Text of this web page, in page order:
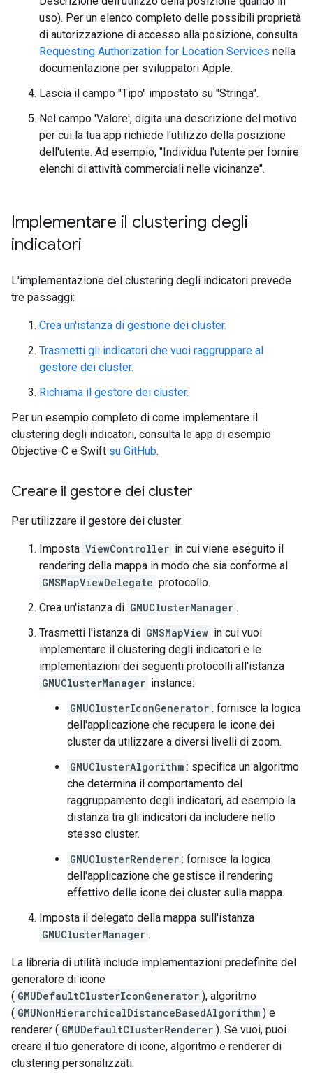
uso). Per un elenco completo delle possibili proprietà
di autorizzazione di accesso alla posizione, consulta
Requesting Authorization for Location Services nella
documentazione per sviluppatori Apple.
Lascia il campo "Tipo" impostato su "Stringa".
Nel campo 'Valore', digita una descrizione del motivo
per cui la tua app richiede l'utilizzo della posizione
dell'utente. Ad esempio, "Individua l'utente per fornire
elenchi di attività commerciali nelle vicinanze".
Implementare il clustering degli
indicatori
L'implementazione del clustering degli indicatori prevede
tre passaggi:
Crea un'istanza di gestione dei cluster.
Trasmetti gli indicatori che vuoi raggruppare al
gestore dei cluster.
Richiama il gestore dei cluster.
Per un esempio completo di come implementare il
clustering degli indicatori, consulta le app di esempio
Objective-C e Swift su GitHub.
Creare il gestore dei cluster
Per utilizzare il gestore dei cluster:
Imposta ViewController in cui viene eseguito il
rendering della mappa in modo che sia conforme al
GMSMapViewDelegate protocollo.
Crea un'istanza di GMUClusterManager .
Trasmetti l'istanza di GMSMapView in cui vuoi
implementare il clustering degli indicatori e le
implementazioni dei seguenti protocolli all'istanza
GMUClusterManager instance:
GMUClusterIconGenerator : fornisce la logica
dell'applicazione che recupera le icone dei
cluster da utilizzare a diversi livelli di zoom.
GMUClusterAlgorithm : specifica un algoritmo
che determina il comportamento del
raggruppamento degli indicatori, ad esempio la
distanza tra gli indicatori da includere nello
stesso cluster.
GMUClusterRenderer : fornisce la logica
dell'applicazione che gestisce il rendering
effettivo delle icone dei cluster sulla mappa.
Imposta il delegato della mappa sull'istanza
GMUClusterManager .
La libreria di utilità include implementazioni predefinite del
generatore di icone
( GMUDefaultClusterIconGenerator ), algoritmo
( GMUNonHierarchicalDistanceBasedAlgorithm ) e
renderer ( GMUDefaultClusterRenderer ). Se vuoi, puoi
creare il tuo generatore di icone, algoritmo e renderer di
clustering personalizzati.